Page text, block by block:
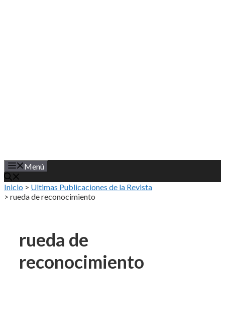
Menú
Inicio > Ultimas Publicaciones de la Revista
> rueda de reconocimiento
rueda de
reconocimiento